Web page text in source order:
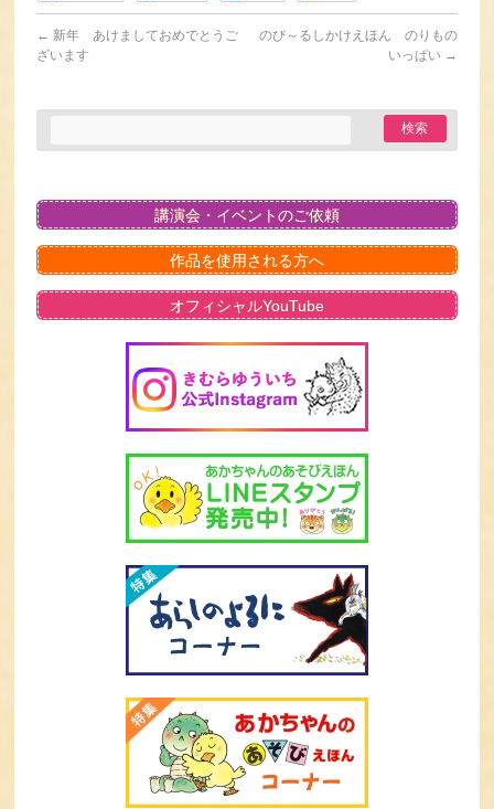
← 新年 あけましておめでとうご
ざいます
のび～るしかけえほん のりもの
いっぱい →
講演会・イベントのご依頼
作品を使用される方へ
オフィシャルYouTube